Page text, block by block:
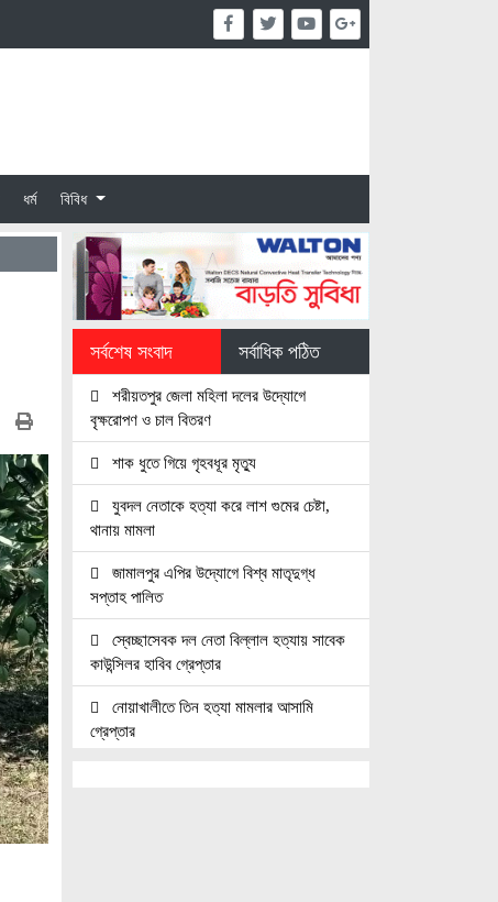
ধর্ম বিবিধ
সর্বশেষ সংবাদ সর্বাধিক পঠিত
শরীয়তপুর জেলা মহিলা দলের উদ্যোগে
বৃক্ষরোপণ ও চাল বিতরণ
শাক ধুতে গিয়ে গৃহবধূর মৃত্যু
যুবদল নেতাকে হত্যা করে লাশ গুমের চেষ্টা,
থানায় মামলা
জামালপুর এপির উদ্যোগে বিশ্ব মাতৃদুগ্ধ
সপ্তাহ পালিত
স্বেচ্ছাসেবক দল নেতা বিল্লাল হত্যায় সাবেক
কাউন্সিলর হাবিব গ্রেপ্তার
নোয়াখালীতে তিন হত্যা মামলার আসামি
গ্রেপ্তার